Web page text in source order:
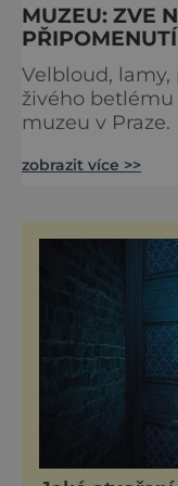
MUZEU: ZVE
Velbloud,
živého
muzeu v
vánoční zvyky,
bude součástí
zdobení
svícnů. V
zobrazit více >>